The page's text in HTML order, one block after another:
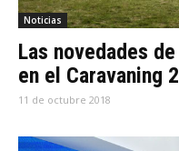
Noticias
Las novedades
en el Caravaning
11 de octubre 2018